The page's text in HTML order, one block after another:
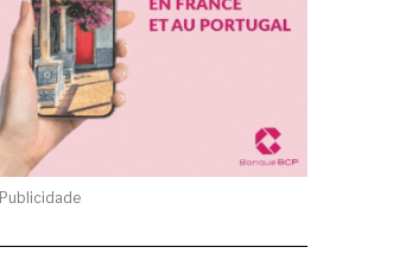
Publicidade